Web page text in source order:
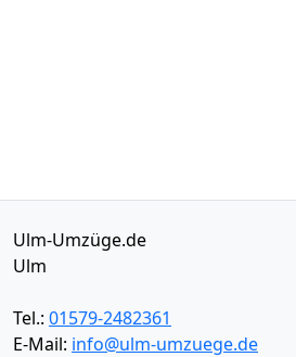
Ulm-Umzüge.de
Ulm
Tel.: 01579-2482361
E-Mail: info@ulm-umzuege.de